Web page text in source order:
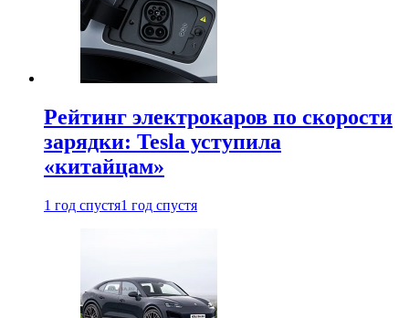
Рейтинг электрокаров по скорости
зарядки: Tesla уступила
«китайцам»
1 год спустя1 год спустя